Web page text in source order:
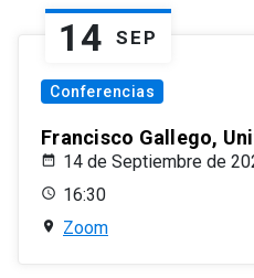
14 SEP
Conferencias
Francisco Gallego,
14 de Septiembre de
16:30
Zoom